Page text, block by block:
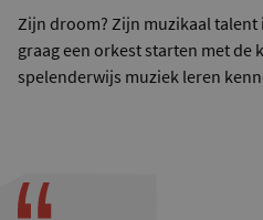
Zijn droom? Zijn muzikaal talent
graag een orkest starten met de
spelenderwijs muziek leren